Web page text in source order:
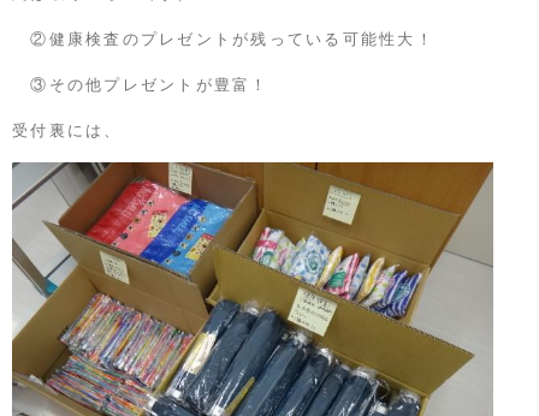
②健康検査のプレゼントが残っている可能性大！
③その他プレゼントが豊富！
受付裏には、